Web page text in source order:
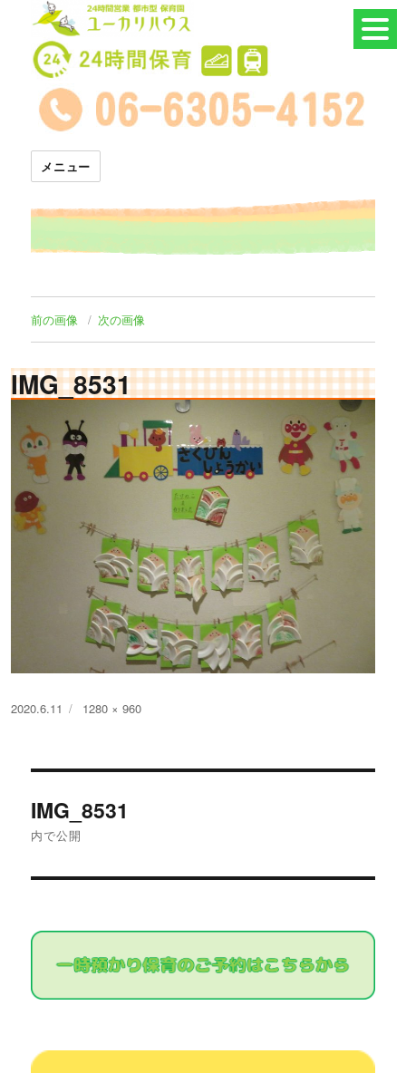
24時間託児所 ユーカリハウス
メニュー
前の画像 次の画像
IMG_8531
投
2020.6.11
フ
1280 × 960
稿
ゲ
ョ
IMG_8531
内で公開